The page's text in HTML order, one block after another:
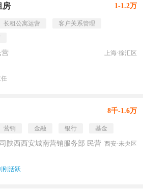
房 1-1.2万
长租公寓运营
客户关系管理
营 上海·徐汇区
任
8千-1.6万
营销 金融 银行 基金
陕西西安城南营销服务部 民营 西安·未央区
刚活跃